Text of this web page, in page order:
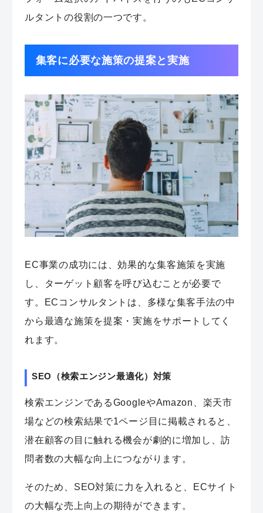
ルタントの役割の一つです。
集客に必要な施策の提案と実施
EC事業の成功には、効果的な集客施策を実施
し、ターゲット顧客を呼び込むことが必要で
す。ECコンサルタントは、多様な集客手法の中
から最適な施策を提案・実施をサポートしてく
れます。
SEO（検索エンジン最適化）対策
検索エンジンであるGoogleやAmazon、楽天市
場などの検索結果で1ページ目に掲載されると、
潜在顧客の目に触れる機会が劇的に増加し、訪
問者数の大幅な向上につながります。
そのため、SEO対策に力を入れると、ECサイト
の大幅な売上向上の期待ができます。